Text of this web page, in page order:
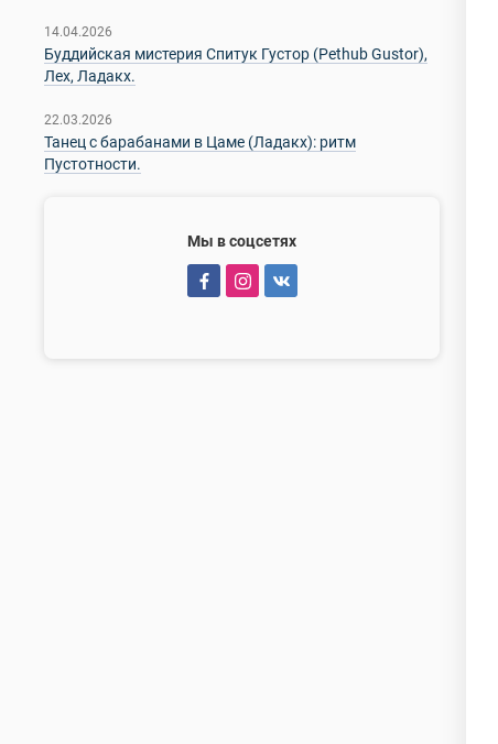
14.04.2026
Буддийская мистерия Спитук Густор (Pethub Gustor),
Лех, Ладакх.
22.03.2026
Танец с барабанами в Цаме (Ладакх): ритм
Пустотности.
Мы в соцсетях